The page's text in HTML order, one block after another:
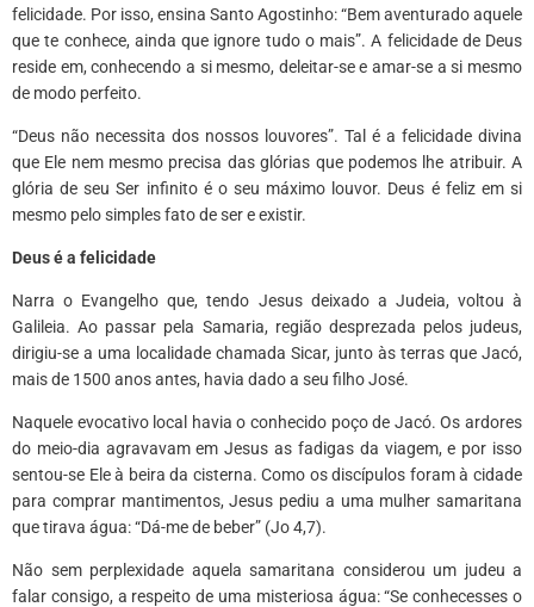
felicidade. Por isso, ensina Santo Agostinho: “Bem aventurado aquele
que te conhece, ainda que ignore tudo o mais”. A felicidade de Deus
reside em, conhecendo a si mesmo, deleitar-se e amar-se a si mesmo
de modo perfeito.
“Deus não necessita dos nossos louvores”. Tal é a felicidade divina
que Ele nem mesmo precisa das glórias que podemos lhe atribuir. A
glória de seu Ser infinito é o seu máximo louvor. Deus é feliz em si
mesmo pelo simples fato de ser e existir.
Deus é a felicidade
Narra o Evangelho que, tendo Jesus deixado a Judeia, voltou à
Galileia. Ao passar pela Samaria, região desprezada pelos judeus,
dirigiu-se a uma localidade chamada Sicar, junto às terras que Jacó,
mais de 1500 anos antes, havia dado a seu filho José.
Naquele evocativo local havia o conhecido poço de Jacó. Os ardores
do meio-dia agravavam em Jesus as fadigas da viagem, e por isso
sentou-se Ele à beira da cisterna. Como os discípulos foram à cidade
para comprar mantimentos, Jesus pediu a uma mulher samaritana
que tirava água: “Dá-me de beber” (Jo 4,7).
Não sem perplexidade aquela samaritana considerou um judeu a
falar consigo, a respeito de uma misteriosa água: “Se conhecesses o